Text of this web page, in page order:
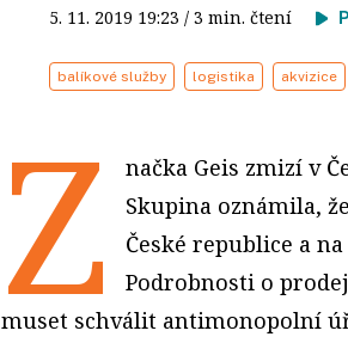
5. 11. 2019 19:23 / 3 min. čtení
balíkové služby logistika akvizice
Z
načka Geis zmizí v
Skupina oznámila,
České republice a
Podrobnosti o
muset schválit antimonopolní